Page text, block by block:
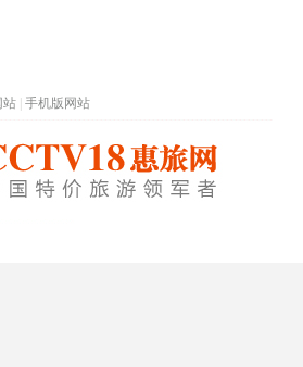
站 手机版网站